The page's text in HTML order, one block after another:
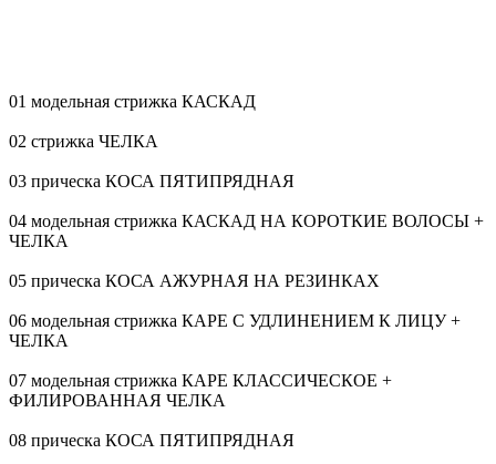
01 модельная стрижка КАСКАД
02 стрижка ЧЕЛКА
03 прическа КОСА ПЯТИПРЯДНАЯ
04 модельная стрижка КАСКАД НА КОРОТКИЕ ВОЛОСЫ +
ЧЕЛКА
05 прическа КОСА АЖУРНАЯ НА РЕЗИНКАХ
06 модельная стрижка КАРЕ С УДЛИНЕНИЕМ К ЛИЦУ +
ЧЕЛКА
07 модельная стрижка КАРЕ КЛАССИЧЕСКОЕ +
ФИЛИРОВАННАЯ ЧЕЛКА
08 прическа КОСА ПЯТИПРЯДНАЯ